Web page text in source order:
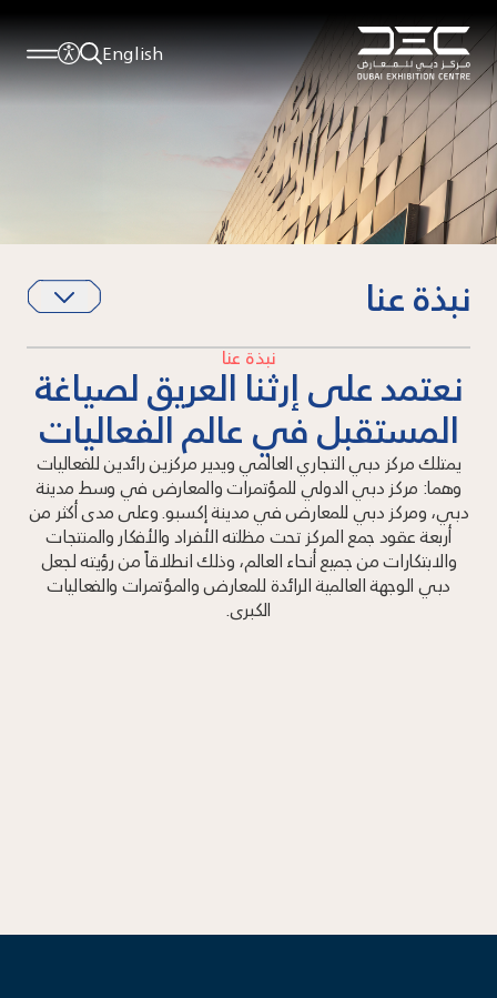
English
نبذة عنا
نبذة عنا
نعتمد على إرثنا العريق لصياغة
المستقبل في عالم الفعاليات
يمتلك مركز دبي التجاري العالمي ويدير مركزين رائدين للفعاليات
وهما: مركز دبي الدولي للمؤتمرات والمعارض في وسط مدينة
دبي، ومركز دبي للمعارض في مدينة إكسبو. وعلى مدى أكثر من
أربعة عقود جمع المركز تحت مظلته الأفراد والأفكار والمنتجات
والابتكارات من جميع أنحاء العالم، وذلك انطلاقاً من رؤيته لجعل
دبي الوجهة العالمية الرائدة للمعارض والمؤتمرات والفعاليات
الكبرى.